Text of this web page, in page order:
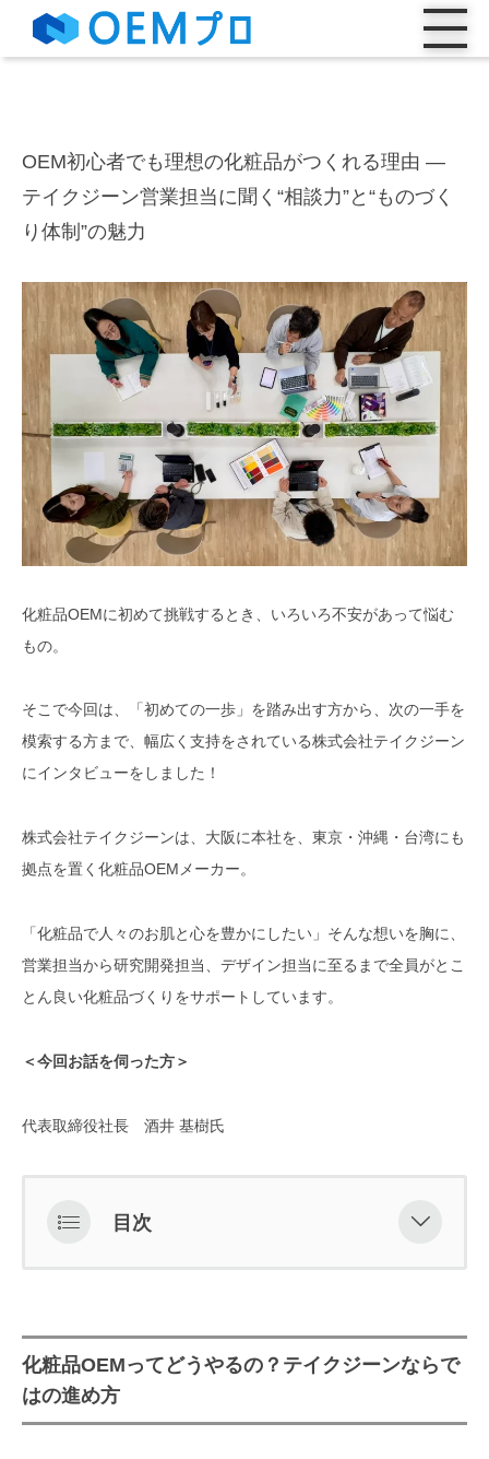
OEM初心者でも理想の化粧品がつくれる理由 ―
テイクジーン営業担当に聞く“相談力”と“ものづく
り体制”の魅力
化粧品OEMに初めて挑戦するとき、いろいろ不安があって悩む
もの。
そこで今回は、「初めての一歩」を踏み出す方から、次の一手を
模索する方まで、幅広く支持をされている株式会社テイクジーン
にインタビューをしました！
株式会社テイクジーンは、大阪に本社を、東京・沖縄・台湾にも
拠点を置く化粧品OEMメーカー。
「化粧品で人々のお肌と心を豊かにしたい」そんな想いを胸に、
営業担当から研究開発担当、デザイン担当に至るまで全員がとこ
とん良い化粧品づくりをサポートしています。
＜今回お話を伺った方＞
代表取締役社長 酒井 基樹氏
目次
化粧品OEMってどうやるの？テイク
に寄り添うテイクジーンのサポート
化粧品OEMってどうやるの？テイクジーンならで
はの進め方